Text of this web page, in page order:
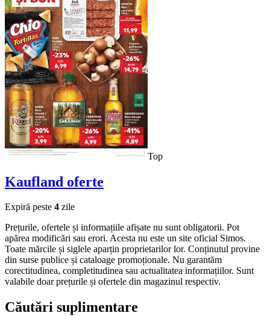
Top
Kaufland oferte
Expiră peste 4 zile
Prețurile, ofertele și informațiile afișate nu sunt obligatorii. Pot
apărea modificări sau erori. Acesta nu este un site oficial Simos.
Toate mărcile și siglele aparțin proprietarilor lor. Conținutul provine
din surse publice și cataloage promoționale. Nu garantăm
corectitudinea, completitudinea sau actualitatea informațiilor. Sunt
valabile doar prețurile și ofertele din magazinul respectiv.
Căutări suplimentare